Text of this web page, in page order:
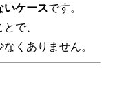
いケースです。
で、
くありません。